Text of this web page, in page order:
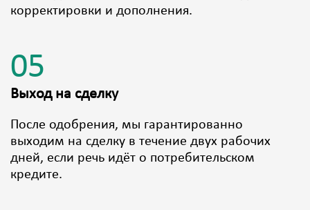
корректировки и дополнения.
05
Выход на сделку
После одобрения, мы гарантированно
выходим на сделку в течение двух рабочих
дней, если речь идёт о потребительском
кредите.